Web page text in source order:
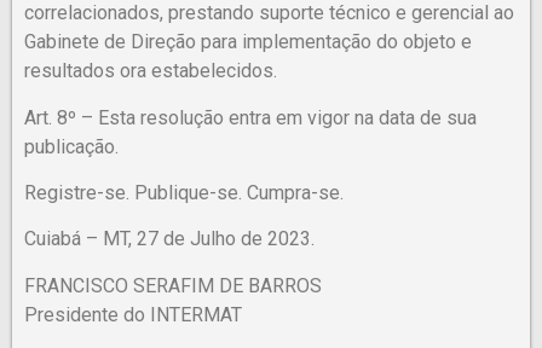
correlacionados, prestando suporte técnico e gerencial ao
Gabinete de Direção para implementação do objeto e
resultados ora estabelecidos.
Art. 8º – Esta resolução entra em vigor na data de sua
publicação.
Registre-se. Publique-se. Cumpra-se.
Cuiabá – MT, 27 de Julho de 2023.
FRANCISCO SERAFIM DE BARROS
Presidente do INTERMAT